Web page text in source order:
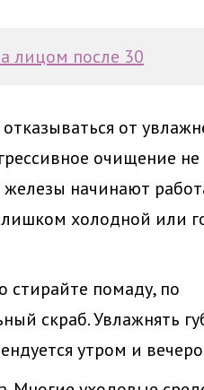
лицом после 30
от
очищение не
начинают
холодной или
стирайте помаду, по
скраб. Увлажнять
утром и